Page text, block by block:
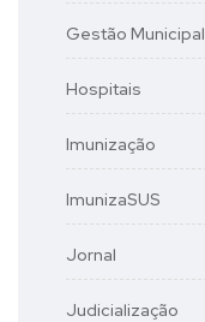
Gestão Municipal
Hospitais
Imunização
ImunizaSUS
Jornal
Judicialização